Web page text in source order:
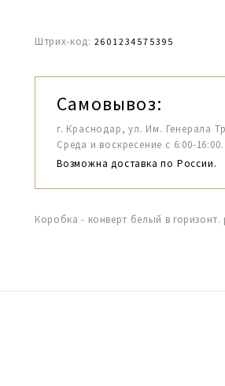
Штрих-код: 2601234575395
Самовывоз:
г. Краснодар, ул. Им. Генерала
Среда и воскресение с 6:00-
Возможна доставка по России.
Коробка - конверт белый в